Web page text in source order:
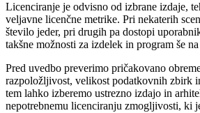
Licenciranje je odvisno od izbrane izdaje,
veljavne licenčne metrike. Pri nekaterih
število jeder, pri drugih pa dostopi
takšne možnosti za izdelek in program še
Pred uvedbo preverimo pričakovano
razpoložljivost, velikost podatkovnih zbirk
tem lahko izberemo ustrezno izdajo in
nepotrebnemu licenciranju zmogljivosti, ki